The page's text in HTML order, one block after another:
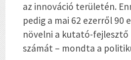
az innováció területén.
pedig a mai 62 ezerről 90
növelni a kutató-
számát – mondta a